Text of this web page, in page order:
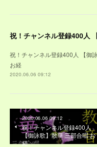
祝！チャンネル登録400人 【御
お経
2020.06.06 09:12
2020.06.06 09:12
祝！チャンネル登録400人
【御詠歌】散華 三部合唱 お
経